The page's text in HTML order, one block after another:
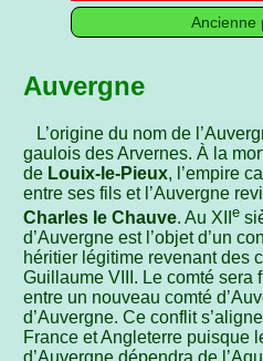
Ancienne
Auvergne
L’origine du nom de
gaulois des Arvernes. À la
de Louix-le-Pieux, l’empire
entre ses fils et l’Auvergne
Charles le Chauve. Au XIIe
d’Auvergne est l’objet d’un
héritier légitime revenant des
Guillaume VIII. Le comté sera
entre un nouveau comté
d’Auvergne. Ce conflit
France et Angleterre puisque
d’Auvergne dépendra de